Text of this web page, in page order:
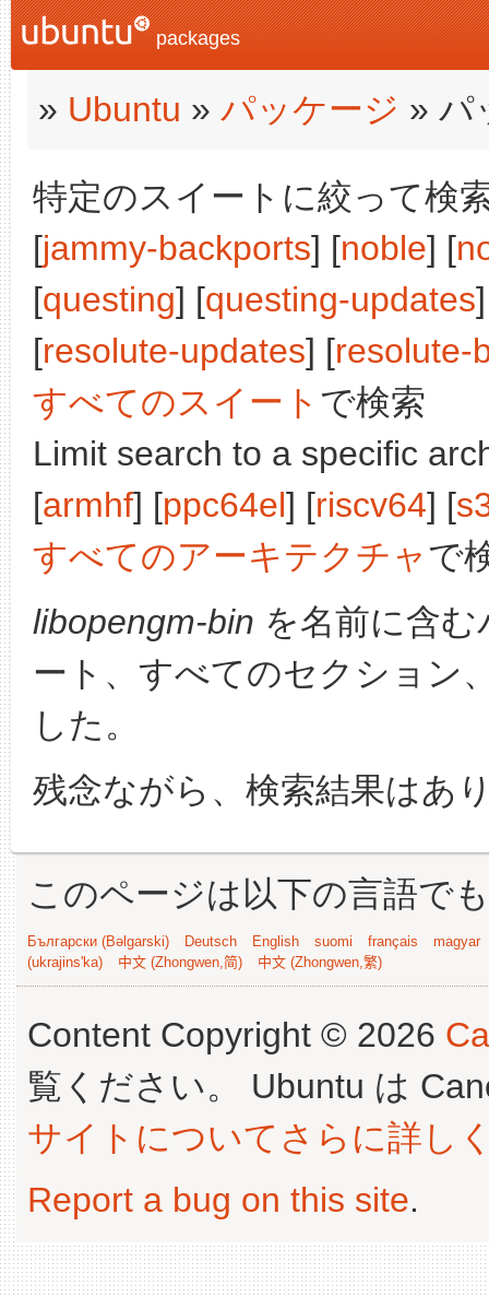
packages
» Ubuntu » パッケージ » パ
特定のスイートに絞って検
[jammy-backports] [noble] [
[questing] [questing-updates
[resolute-updates] [resolute-
すべてのスイート で検索
Limit search to a specific
[armhf] [ppc64el] [riscv64] [
すべてのアーキテクチャで
libopengm-bin を名前に含
ート、すべてのセクション
した。
残念ながら、検索結果はあ
このページは以下の言語で
Български (Bəlgarski) Deutsch English suomi français
magyar
(ukrajins'ka)
中文 (Zhongwen,简) 中文 (Zhongwen,繁)
Content Copyright © 2026
覧ください。 Ubuntu は
サイトについてさらに詳し
Report a bug on this site.